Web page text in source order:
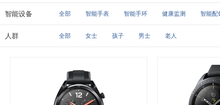
智能设备 全部 智能手表 智能手环 健康监测 智能配
人群 全部 女士 孩子 男士 老人